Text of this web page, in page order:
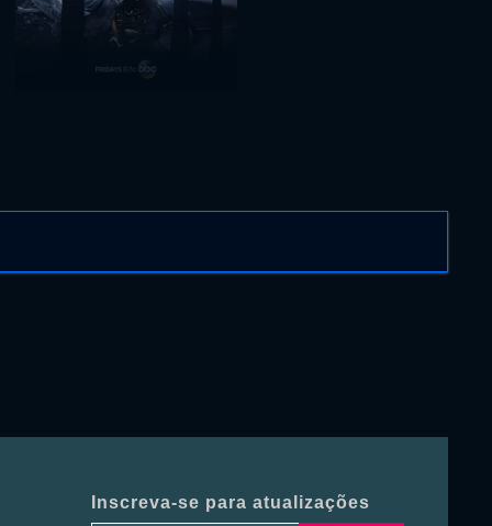
Inscreva-se para atualizações